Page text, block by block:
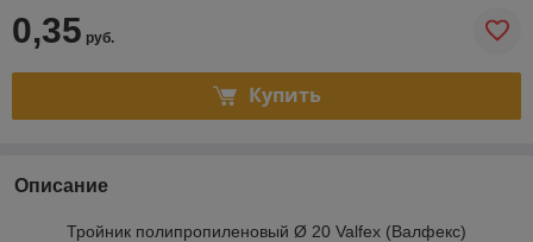
0,35 руб.
Купить
Описание
Тройник полипропиленовый Ø 20 Valfex (Валфекс)